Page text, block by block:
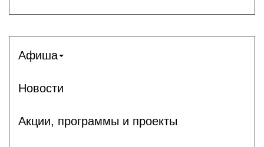
Афиша
Новости
Акции, программы и проекты